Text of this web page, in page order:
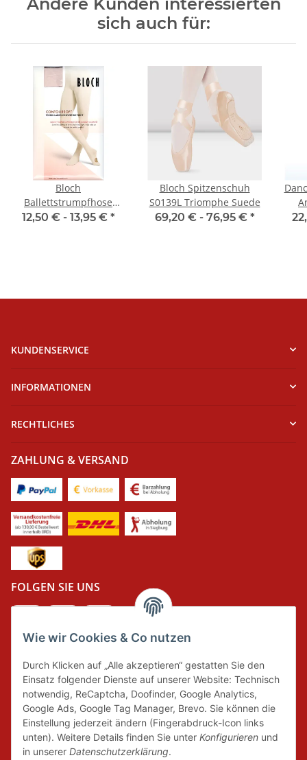
Wie wir Cookies & Co nutzen
Durch Klicken auf „Alle akzeptieren“ gestatten Sie den
Einsatz folgender Dienste auf unserer Website: Technisch
notwendig, ReCaptcha, Doofinder, Google Analytics,
Google Ads, Google Tag Manager, Brevo. Sie können die
Einstellung jederzeit ändern (Fingerabdruck-Icon links
unten). Weitere Details finden Sie unter Konfigurieren und
in unserer Datenschutzerklärung.
sich auch für:
Bloch
Ballettstrumpfhose
T0982 Convertible Tights
12,50 € - 13,95 € *
Bloch Spitzenschuh
S0139L Triomphe Suede
69,20 € - 76,95 € *
KUNDENSERVICE
INFORMATIONEN
RECHTLICHES
ZAHLUNG & VERSAND
FOLGEN SIE UNS
Wir tragen Verantwortung und erfüllen unsere
Pflichten zur Systembeteiligung nach dem
Verpackungsgesetz.
FAIRCOMMERCE